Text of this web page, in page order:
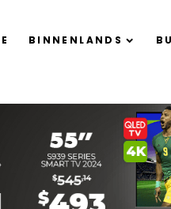
BINNENLANDS